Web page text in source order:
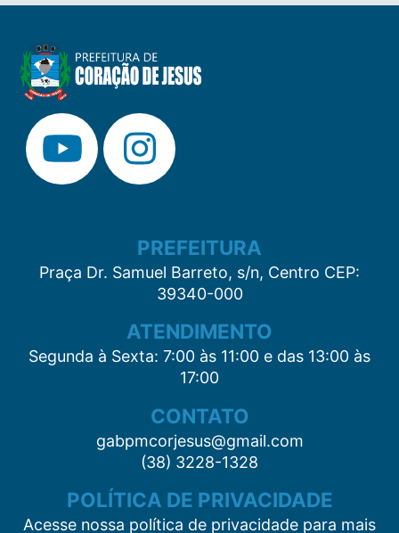
PREFEITURA
Praça Dr. Samuel Barreto, s/n, Centro CEP:
39340-000
ATENDIMENTO
Segunda à Sexta: 7:00 às 11:00 e das 13:00 às
17:00
CONTATO
gabpmcorjesus@gmail.com
(38) 3228-1328
POLÍTICA DE PRIVACIDADE
Acesse nossa política de privacidade para mais